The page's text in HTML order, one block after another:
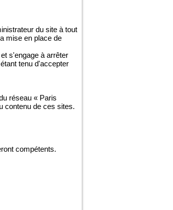
du site à tout
mise en place de
s'engage à arrêter
tenu d'accepter
réseau « Paris
contenu de ces sites.
compétents.